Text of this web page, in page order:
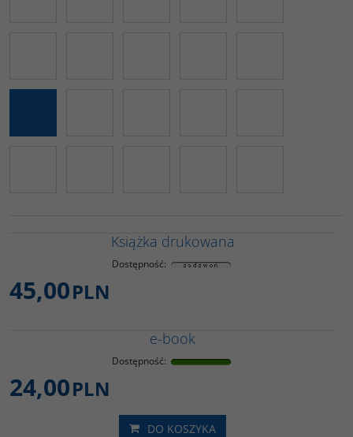
Książka drukowana
Dostępność:
45,00PLN
e-book
Dostępność:
24,00PLN
DO KOSZYKA